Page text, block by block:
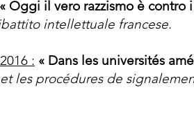
« Oggi il vero razzismo è contro
intellettuale francese.
: « Dans les universités
les procédures de